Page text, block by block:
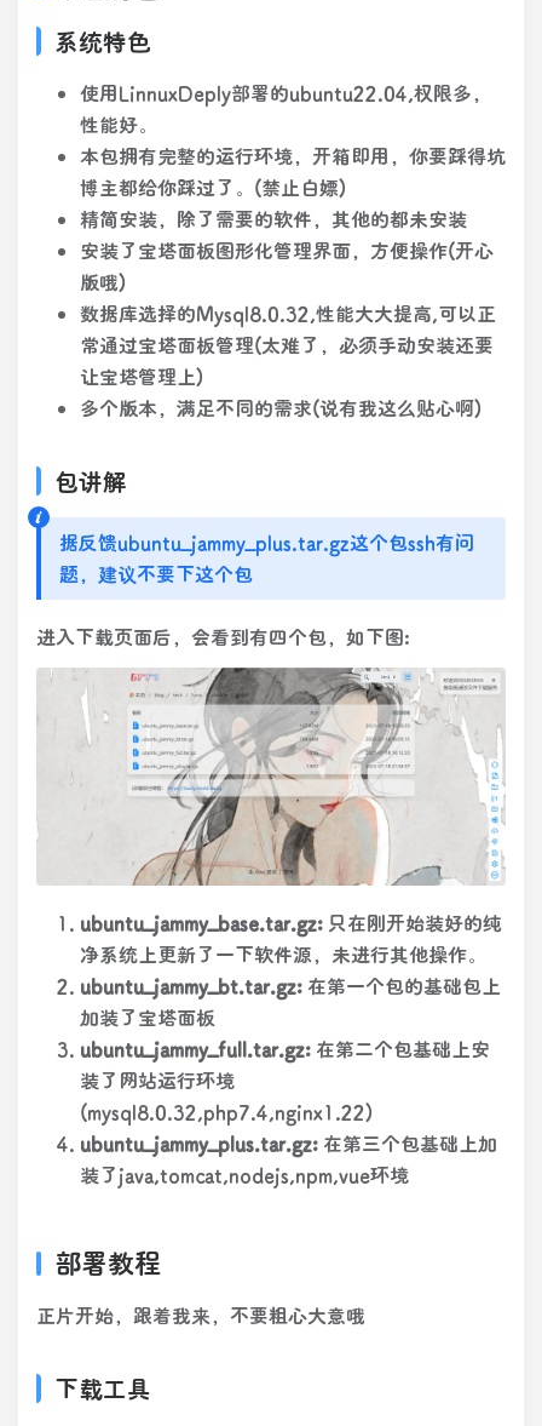
系统特色
使用LinnuxDeply部署的ubuntu22.04,权限多，
性能好。
本包拥有完整的运行环境，开箱即用，你要踩得坑
博主都给你踩过了。(禁止白嫖)
精简安装，除了需要的软件，其他的都未安装
安装了宝塔面板图形化管理界面，方便操作(开心
版哦)
数据库选择的Mysql8.0.32,性能大大提高,可以正
常通过宝塔面板管理(太难了，必须手动安装还要
让宝塔管理上)
多个版本，满足不同的需求(说有我这么贴心啊)
包讲解
据反馈ubuntu_jammy_plus.tar.gz这个包ssh有问
题，建议不要下这个包
进入下载页面后，会看到有四个包，如下图:
ubuntu_jammy_base.tar.gz: 只在刚开始装好的纯
净系统上更新了一下软件源，未进行其他操作。
ubuntu_jammy_bt.tar.gz: 在第一个包的基础包上
加装了宝塔面板
ubuntu_jammy_full.tar.gz: 在第二个包基础上安
装了网站运行环境
(mysql8.0.32,php7.4,nginx1.22)
ubuntu_jammy_plus.tar.gz: 在第三个包基础上加
装了java,tomcat,nodejs,npm,vue环境
部署教程
正片开始，跟着我来，不要粗心大意哦
下载工具